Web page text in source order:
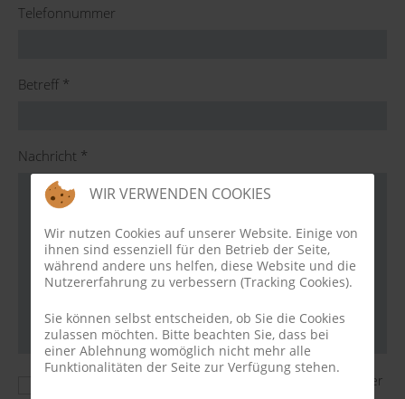
Telefonnummer
Betreff *
Nachricht *
Ihre Anfrage wird verschlüsselt per https an unseren Server
WIR VERWENDEN COOKIES
Wir nutzen Cookies auf unserer Website. Einige von
ihnen sind essenziell für den Betrieb der Seite,
während andere uns helfen, diese Website und die
Nutzererfahrung zu verbessern (Tracking Cookies).
Sie können selbst entscheiden, ob Sie die Cookies
zulassen möchten. Bitte beachten Sie, dass bei
einer Ablehnung womöglich nicht mehr alle
Funktionalitäten der Seite zur Verfügung stehen.